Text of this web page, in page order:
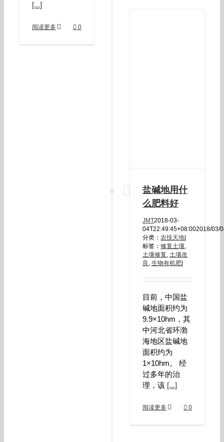
[...]
阅读更多 0
盐碱地用什
么肥料好
JMT2018-03-
04T22:49:45+08:002018/03/
分类：农技天地
标签：修复土壤,
土壤修复,土壤改
良 ,生物有机肥
目前，中国盐
碱地面积约为
9.9×10hm，其
中河北省环渤
海地区盐碱地
面积约为
1×10hm。 经
过多年的治
理，该 [...]
阅读更多 0